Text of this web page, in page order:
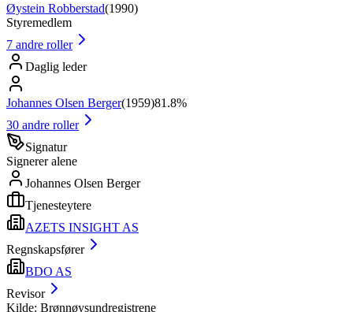
Øystein Robberstad(1990)
Styremedlem
7 andre roller
Daglig leder
Johannes Olsen Berger(1959)81.8%
30 andre roller
Signatur
Signerer alene
Johannes Olsen Berger
Tjenesteytere
AZETS INSIGHT AS
Regnskapsfører
BDO AS
Revisor
Kilde: Brønnøysundregistrene